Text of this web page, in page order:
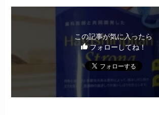
この記事が気に入ったら
フォローしてね！